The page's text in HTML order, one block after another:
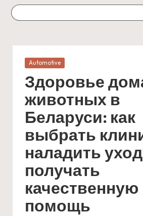
everything
Posted
Automotive
Здоровье
животных в
Беларуси: как
выбрать
наладить
получать
качественную
помощь